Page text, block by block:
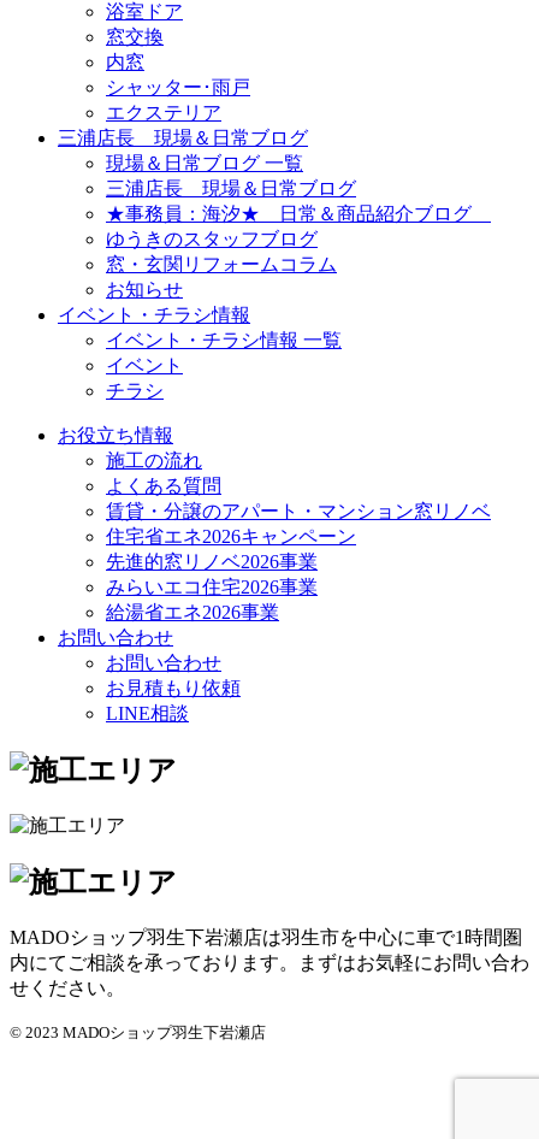
浴室ドア
窓交換
内窓
シャッター･雨戸
エクステリア
三浦店長 現場＆日常ブログ
現場＆日常ブログ 一覧
三浦店長 現場＆日常ブログ
★事務員：海汐★ 日常＆商品紹介ブログ
ゆうきのスタッフブログ
窓・玄関リフォームコラム
お知らせ
イベント・チラシ情報
イベント・チラシ情報 一覧
イベント
チラシ
お役立ち情報
施工の流れ
よくある質問
賃貸・分譲のアパート・マンション窓リノベ
住宅省エネ2026キャンペーン
先進的窓リノベ2026事業
みらいエコ住宅2026事業
給湯省エネ2026事業
お問い合わせ
お問い合わせ
お見積もり依頼
LINE相談
MADOショップ羽生下岩瀬店は羽生市を中心に車で1時間圏
内にてご相談を承っております。まずはお気軽にお問い合わ
せください。
© 2023 MADOショップ羽生下岩瀬店